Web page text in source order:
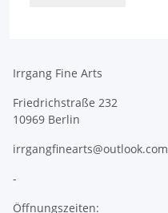
Irrgang Fine Arts
Friedrichstraße 232
10969 Berlin
irrgangfinearts@outlook.com
-
Öffnungszeiten: